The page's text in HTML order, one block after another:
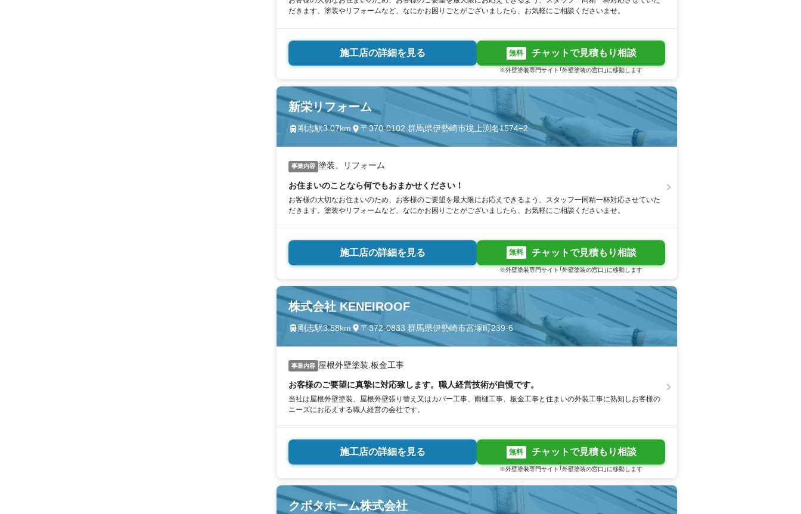
だきます。塗装やリフォームなど、なにかお困りごとがございましたら、お気軽にご相談くださいませ。
施工店の詳細を見る 無料 チャットで見積もり相談
※外壁塗装専門サイト「外壁塗装の窓口」に移動します
新栄リフォーム
剛志駅3.07km 〒370-0102 群馬県伊勢崎市境上渕名1574−2
事業内容 塗装、リフォーム
お住まいのことなら何でもおまかせください！
お客様の大切なお住まいのため、お客様のご要望を最大限にお応えできるよう、スタッフ一同精一杯対応させていた
だきます。塗装やリフォームなど、なにかお困りごとがございましたら、お気軽にご相談くださいませ。
施工店の詳細を見る 無料 チャットで見積もり相談
※外壁塗装専門サイト「外壁塗装の窓口」に移動します
株式会社 KENEIROOF
剛志駅3.58km 〒372-0833 群馬県伊勢崎市富塚町239-6
事業内容 屋根外壁塗装.板金工事
お客様のご要望に真摯に対応致します。職人経営技術が自慢です。
当社は屋根外壁塗装、屋根外壁張り替え又はカバー工事、雨樋工事、板金工事と住まいの外装工事に熟知しお客様の
ニーズにお応えする職人経営の会社です。
施工店の詳細を見る 無料 チャットで見積もり相談
※外壁塗装専門サイト「外壁塗装の窓口」に移動します
クボタホーム株式会社